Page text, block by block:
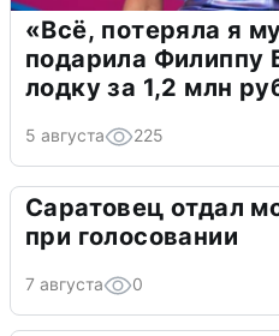
«Всё, потеряла я
подарила Филиппу
лодку за 1,2 млн
5 августа 225
Саратовец отдал
при голосовании
7 августа 0